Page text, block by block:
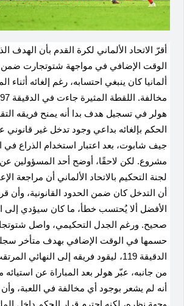
أقرّ الاتحاد الألماني لكرة القدم بأن الهدف
الوقت الإضافي في مواجهة شتوتجارت
ألمانيا كان ينبغي احتسابه، رغم إلغائه أثناء
الحكم بإلغائه بداعي وجود تدخل غير
جيف شابوت، بعد اعتبار استخدام الذراع في
مشروع. لكن لاحقًا، أوضح أحد المسؤولين
لجنة التحكيم بالاتحاد الألماني أن مراجعة
أن التدخل كان ضمن الحدود القانونية، وأن
الأفضل ألا يُحتسب خطأ، ما كان سيؤدي
صحيح. ورغم الجدل التحكيمي، واصل
حسمها في الوقت الإضافي بهدف متأخر
الدقيقة 119، ليقود فريقه إلى النهائي
من جانبه، عبّر هولر بعد المباراة عن استيائه
أنه لم يشعر بوجود أي مخالفة في اللعبة،